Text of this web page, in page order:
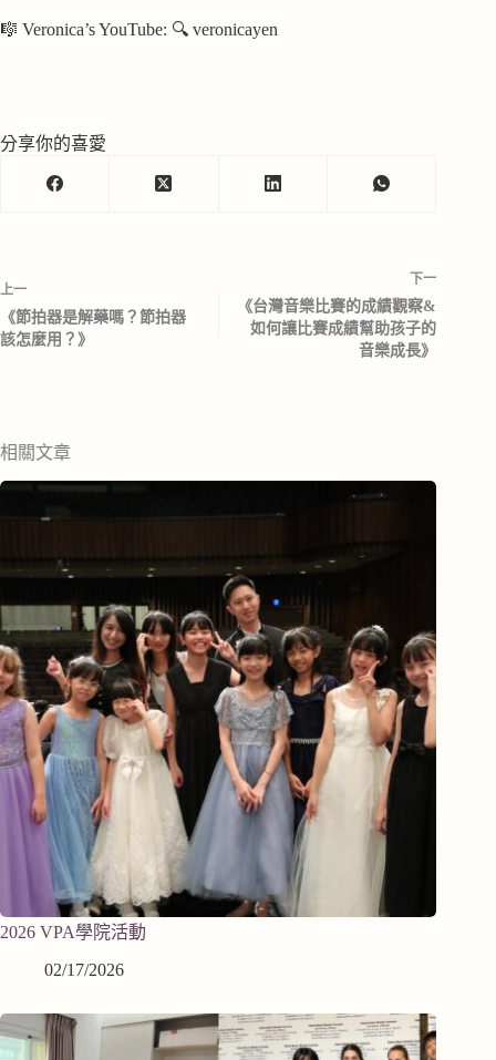
🎼 Veronica’s YouTube: 🔍 veronicayen
分享你的喜愛
上一
《節拍器是解藥嗎？節拍器
該怎麼用？》
下一
《台灣音樂比賽的成績觀察&
如何讓比賽成績幫助孩子的
音樂成長》
相關文章
2026 VPA學院活動
02/17/2026